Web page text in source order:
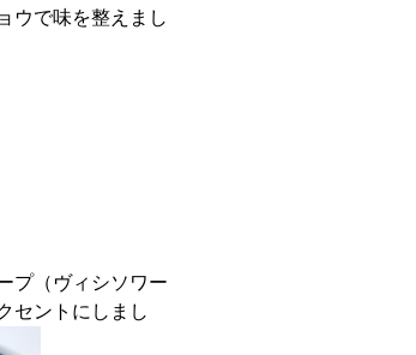
ウで味を整えまし
プ（ヴィシソワー
セントにしまし